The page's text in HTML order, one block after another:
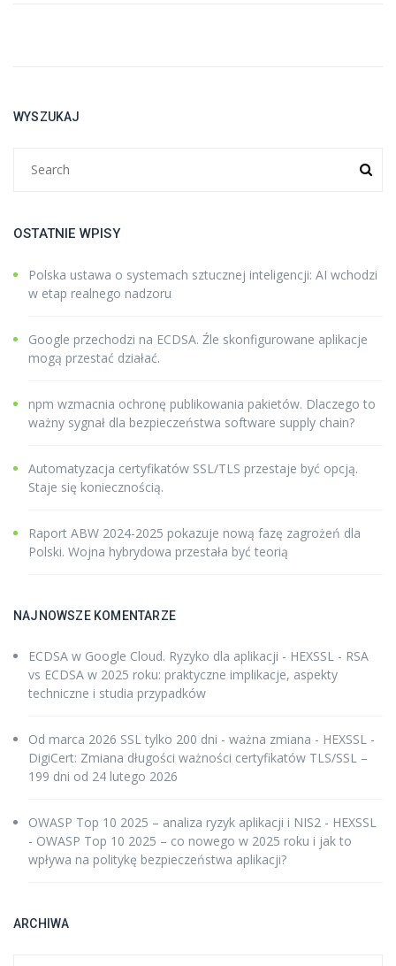
WYSZUKAJ
OSTATNIE WPISY
Polska ustawa o systemach sztucznej inteligencji: AI wchodzi
w etap realnego nadzoru
Google przechodzi na ECDSA. Źle skonfigurowane aplikacje
mogą przestać działać.
npm wzmacnia ochronę publikowania pakietów. Dlaczego to
ważny sygnał dla bezpieczeństwa software supply chain?
Automatyzacja certyfikatów SSL/TLS przestaje być opcją.
Staje się koniecznością.
Raport ABW 2024-2025 pokazuje nową fazę zagrożeń dla
Polski. Wojna hybrydowa przestała być teorią
NAJNOWSZE KOMENTARZE
ECDSA w Google Cloud. Ryzyko dla aplikacji - HEXSSL - RSA
vs ECDSA w 2025 roku: praktyczne implikacje, aspekty
techniczne i studia przypadków
Od marca 2026 SSL tylko 200 dni - ważna zmiana - HEXSSL -
DigiCert: Zmiana długości ważności certyfikatów TLS/SSL –
199 dni od 24 lutego 2026
OWASP Top 10 2025 – analiza ryzyk aplikacji i NIS2 - HEXSSL
- OWASP Top 10 2025 – co nowego w 2025 roku i jak to
wpływa na politykę bezpieczeństwa aplikacji?
ARCHIWA